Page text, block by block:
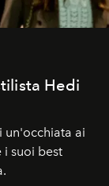
Hedi
un'occhiata ai
i suoi best